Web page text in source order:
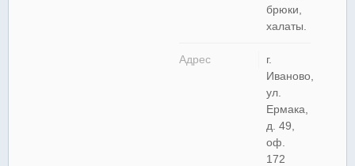
брюки,
халаты.
Адрес
г.
Иваново,
ул.
Ермака,
д. 49,
оф.
172